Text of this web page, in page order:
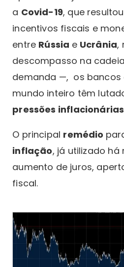
a Covid-19, que
incentivos fiscais e
entre Rússia e Ucrânia,
descompasso na
demanda —, os bancos
mundo inteiro têm
pressões inflacionárias
O principal remédio
inflação, já utilizado há
aumento de juros,
fiscal.